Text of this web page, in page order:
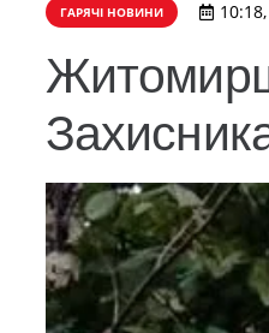
ГАРЯЧІ НОВИНИ